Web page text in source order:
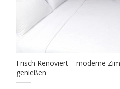
Frisch Renoviert – moderne
genießen